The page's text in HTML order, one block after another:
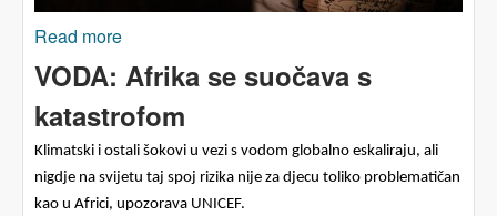
Read more
pogoduje Zapadu, ne i Africi
VODA: Afrika se suočava s
katastrofom
K limatski i ostali šokovi u vezi s vodom globalno eskaliraju, ali
nigdje na svijetu taj spoj rizika nije za djecu toliko problematičan
kao u Africi, upozorava UNICEF.